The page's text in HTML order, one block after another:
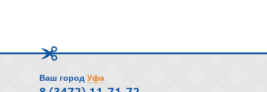
Ваш город Уфа